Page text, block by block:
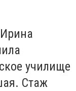
училище
Стаж